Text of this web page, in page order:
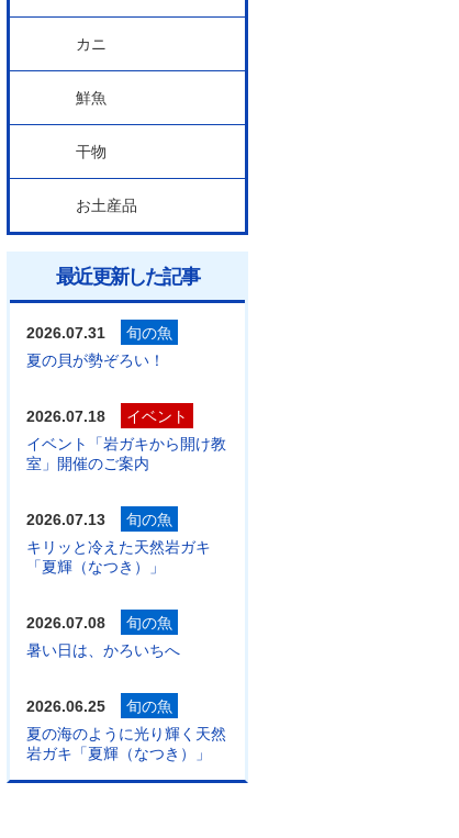
カニ
鮮魚
干物
お土産品
最近更新した記事
2026.07.31
旬の魚
夏の貝が勢ぞろい！
2026.07.18
イベント
イベント「岩ガキから開け教
室」開催のご案内
2026.07.13
旬の魚
キリッと冷えた天然岩ガキ
「夏輝（なつき）」
2026.07.08
旬の魚
暑い日は、かろいちへ
2026.06.25
旬の魚
夏の海のように光り輝く天然
岩ガキ「夏輝（なつき）」